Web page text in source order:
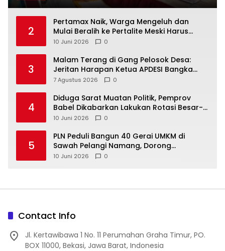
2
‎Pertamax Naik, Warga Mengeluh dan
Mulai Beralih ke Pertalite Meski Harus
10 Juni 2026 0
3
Malam Terang di Gang Pelosok Desa:
Jeritan Harapan Ketua APDESI Bangka
Tengah untuk PLN Babel
7 Agustus 2026 0
4
‎Diduga Sarat Muatan Politik, Pemprov
Babel Dikabarkan Lakukan Rotasi Besar-
10 Juni 2026 0
5
‎PLN Peduli Bangun 40 Gerai UMKM di
Sawah Pelangi Namang, Dorong
10 Juni 2026 0
Contact Info
Jl. Kertawibawa 1 No. 11 Perumahan Graha Timur, PO.
BOX 11000, Bekasi, Jawa Barat, Indonesia